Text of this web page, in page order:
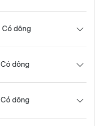
Có dông
Có dông
Có dông